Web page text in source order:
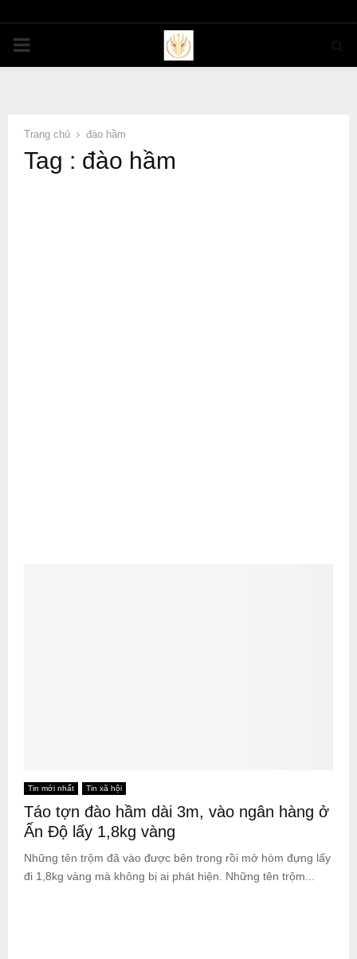
PRIMARY
Trang chủ đào hầm
Tag : đào hầm
Tin mới nhất Tin xã hội
Táo tợn đào hầm dài 3m, vào ngân hàng ở
Ấn Độ lấy 1,8kg vàng
Những tên trộm đã vào được bên trong rồi mở hòm đựng lấy
đi 1,8kg vàng mà không bị ai phát hiện. Những tên trộm...